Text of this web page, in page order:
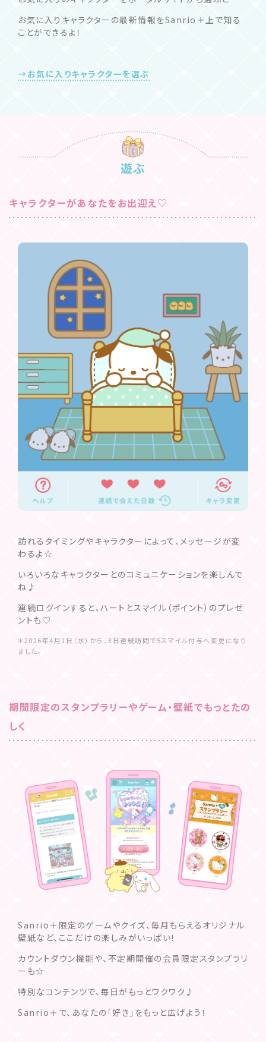
お気に入りキャラクターの最新情報をSanrio＋上で知る
ことができるよ！
→お気に入りキャラクターを選ぶ
遊ぶ
キャラクターがあなたをお出迎え♡
訪れるタイミングやキャラクターによって、メッセージが変
わるよ☆
いろいろなキャラクターとのコミュニケーションを楽しんで
ね♪
連続ログインすると、ハートとスマイル（ポイント）のプレゼ
ントも♡
＊2026年4月1日（水）から、3日連続訪問で5スマイル付与へ変更になり
ました。
期間限定のスタンプラリーやゲーム・壁紙でもっとたの
しく
Sanrio＋限定のゲームやクイズ、毎月もらえるオリジナル
壁紙など、ここだけの楽しみがいっぱい！
カウントダウン機能や、不定期開催の会員限定スタンプラリ
ーも☆
特別なコンテンツで、毎日がもっとワクワク♪
Sanrio＋で、あなたの「好き」をもっと広げよう！